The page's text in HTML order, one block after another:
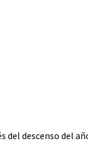
del descenso del